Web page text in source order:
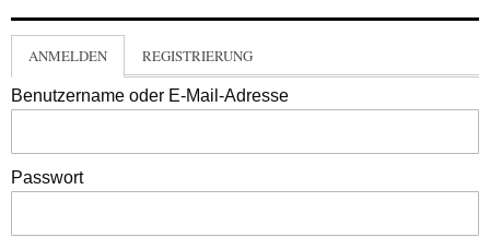
ANMELDEN REGISTRIERUNG
Benutzername oder E-Mail-Adresse
Passwort